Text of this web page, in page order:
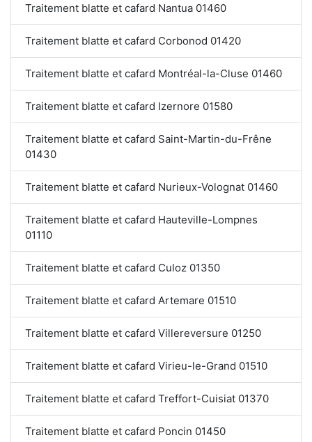
Traitement blatte et cafard Nantua 01460
Traitement blatte et cafard Corbonod 01420
Traitement blatte et cafard Montréal-la-Cluse 01460
Traitement blatte et cafard Izernore 01580
Traitement blatte et cafard Saint-Martin-du-Frêne
01430
Traitement blatte et cafard Nurieux-Volognat 01460
Traitement blatte et cafard Hauteville-Lompnes
01110
Traitement blatte et cafard Culoz 01350
Traitement blatte et cafard Artemare 01510
Traitement blatte et cafard Villereversure 01250
Traitement blatte et cafard Virieu-le-Grand 01510
Traitement blatte et cafard Treffort-Cuisiat 01370
Traitement blatte et cafard Poncin 01450